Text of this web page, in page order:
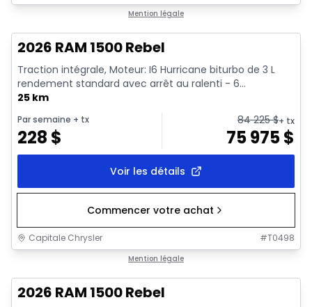
Mention légale
2026 RAM 1500 Rebel
Traction intégrale, Moteur: I6 Hurricane biturbo de 3 L
rendement standard avec arrêt au ralenti - 6...
25 km
Par semaine + tx
228 $
84 225$+ tx
75 975$
Voir les détails
Commencer votre achat
Capitale Chrysler #T0498
Mention légale
2026 RAM 1500 Rebel